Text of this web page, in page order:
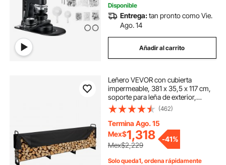
Disponible
Entrega:tan pronto como Vie.
Ago. 14
Añadir al carrito
Leñero VEVOR con cubierta
impermeable, 381 x 35,5 x 117 cm,
soporte para leña de exterior,
capacidad de carga de 300 kg,
soporte para media cuerda de leña,
semicubierto, estante de
almacenamiento de leña con
recubrimiento en polvo para
chimenea o terraza.
(462)
Termina Ago. 15
Mex$1,318
Mex$2,229
-41%
Solo queda1, ordena rápidamente